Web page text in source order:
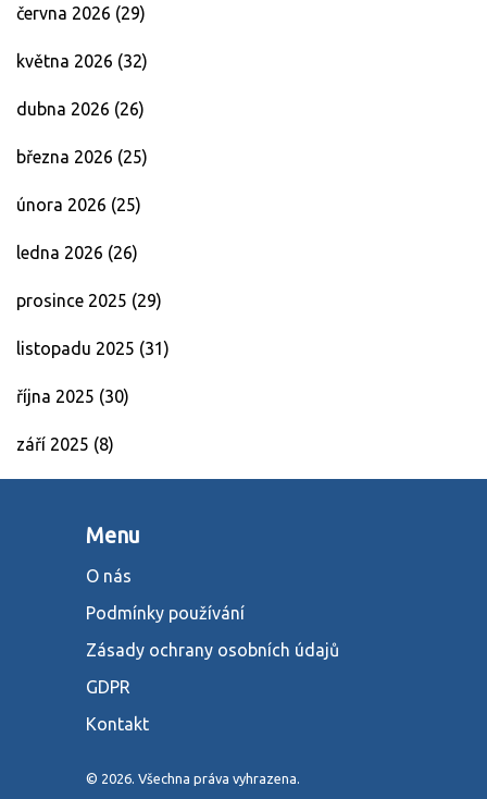
června 2026 (29)
května 2026 (32)
dubna 2026 (26)
března 2026 (25)
února 2026 (25)
ledna 2026 (26)
prosince 2025 (29)
listopadu 2025 (31)
října 2025 (30)
září 2025 (8)
Menu
O nás
Podmínky používání
Zásady ochrany osobních údajů
GDPR
Kontakt
© 2026. Všechna práva vyhrazena.